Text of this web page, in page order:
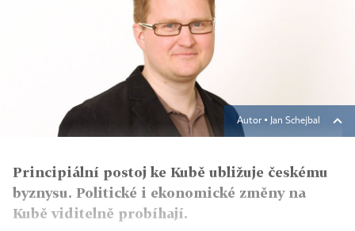
Autor ▪ Jan Schejbal
Principiální postoj ke Kubě ubližuje českému
byznysu. Politické i ekonomické změny na
Kubě viditelně probíhají.